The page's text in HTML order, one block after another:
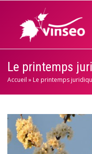
Le printemps
Accueil »Le printemps